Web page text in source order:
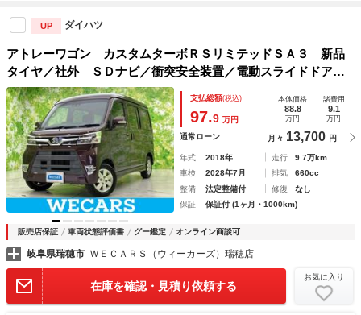
UP ダイハツ
アトレーワゴン カスタムターボＲＳリミテッドＳＡ３ 新品
タイヤ／社外 ＳＤナビ／衝突安全装置／電動スライドドア／
車線逸脱防止支援システム／ヘッドランプ ＬＥＤ／Ｂｌｕｅ
ｔｏｏｔｈ接続／ＥＴＣ／ＥＢＤ付ＡＢＳ／横滑り防止装置／
アイドリングストップ
支払総額(税込)
97.9 万円
本体価格
88.8
万円
諸費用
9.1
万円
通常ローン 月々 13,700 円
年式 2018年 走行
9.7万km
車検
2028年7月 排気
660cc
整備
法定整備付 修復
なし
保証
保証付 (1ヶ月・1000km)
販売店保証 車両状態評価書 グー鑑定 オンライン商談可
岐阜県瑞穂市 ＷＥＣＡＲＳ（ウィーカーズ）瑞穂店
在庫を確認・見積り依頼する
お気に入り